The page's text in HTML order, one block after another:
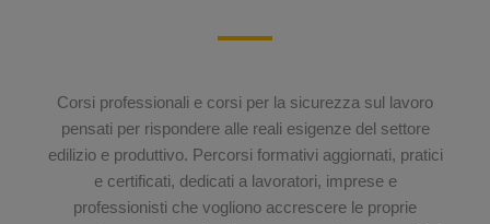
Corsi professionali e corsi per la sicurezza sul lavoro
pensati per rispondere alle reali esigenze del settore
edilizio e produttivo. Percorsi formativi aggiornati, pratici
e certificati, dedicati a lavoratori, imprese e
professionisti che vogliono accrescere le proprie